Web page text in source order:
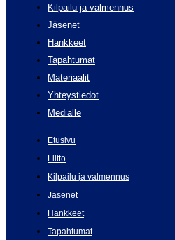
Kilpailu ja valmennus
Jäsenet
Hankkeet
Tapahtumat
Materiaalit
Yhteystiedot
Medialle
Etusivu
Liitto
Kilpailu ja valmennus
Jäsenet
Hankkeet
Tapahtumat